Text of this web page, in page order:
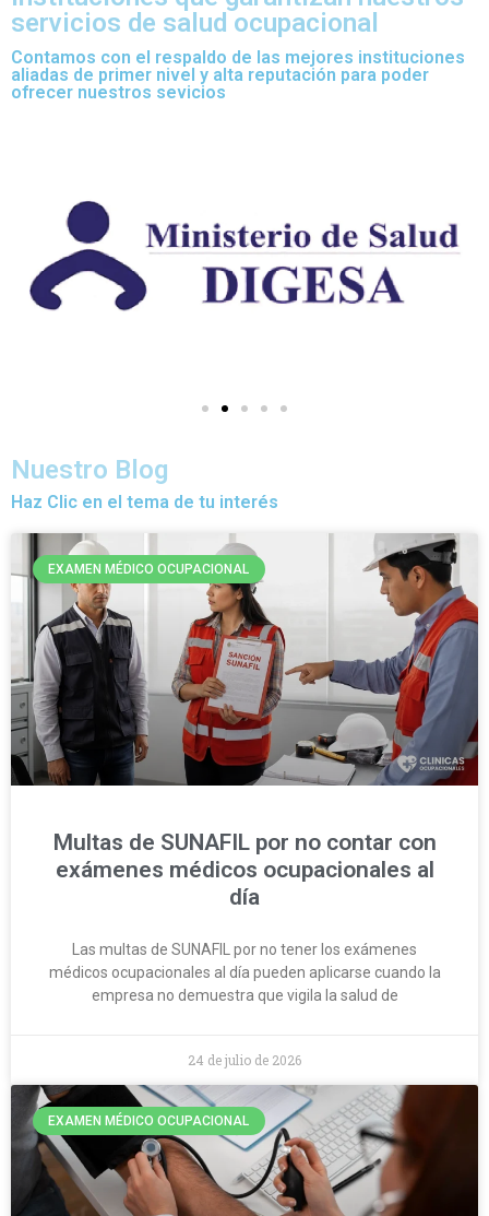
servicios de salud ocupacional
Contamos con el respaldo de las mejores instituciones
aliadas de primer nivel y alta reputación para poder
ofrecer nuestros sevicios
Nuestro Blog
Haz Clic en el tema de tu interés
EXAMEN MÉDICO OCUPACIONAL
Multas de SUNAFIL por no contar con
exámenes médicos ocupacionales al
día
Las multas de SUNAFIL por no tener los exámenes
médicos ocupacionales al día pueden aplicarse cuando la
empresa no demuestra que vigila la salud de
24 de julio de 2026
EXAMEN MÉDICO OCUPACIONAL